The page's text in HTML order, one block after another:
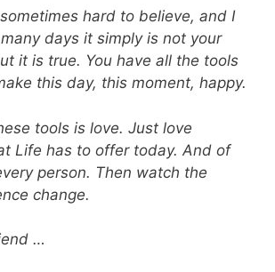
hard to believe, and I
days it simply is not your
it is true. You have all the tools
this day, this moment, happy.
tools is love. Just love
Life has to offer today. And of
person. Then watch the
change.
…